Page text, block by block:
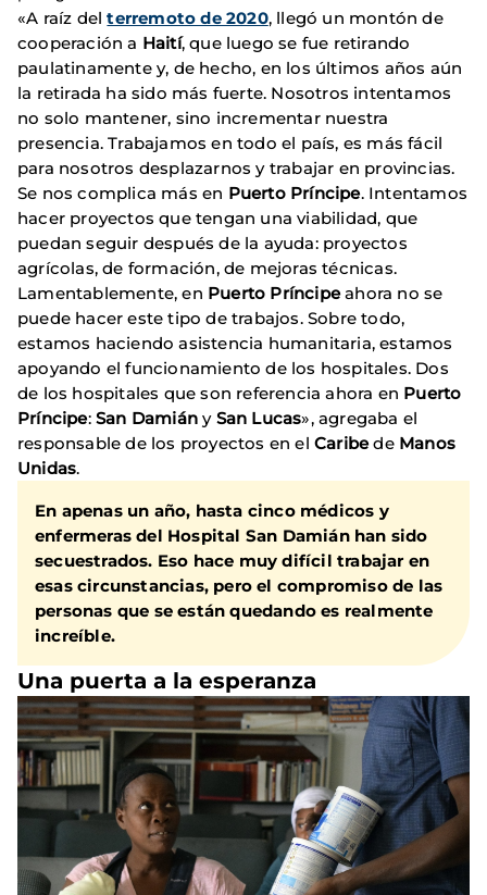
«A raíz delterremoto de 2020, llegó un montón de
cooperación a Haití, que luego se fue retirando
paulatinamente y, de hecho, en los últimos años aún
la retirada ha sido más fuerte. Nosotros intentamos
no solo mantener, sino incrementar nuestra
presencia. Trabajamos en todo el país, es más fácil
para nosotros desplazarnos y trabajar en provincias.
Se nos complica más en Puerto Príncipe. Intentamos
hacer proyectos que tengan una viabilidad, que
puedan seguir después de la ayuda: proyectos
agrícolas, de formación, de mejoras técnicas.
Lamentablemente, en Puerto Príncipeahora no se
puede hacer este tipo de trabajos. Sobre todo,
estamos haciendo asistencia humanitaria, estamos
apoyando el funcionamiento de los hospitales. Dos
de los hospitales que son referencia ahora en Puerto
Príncipe:San Damián y San Lucas», agregaba el
responsable de los proyectos en el Caribede Manos
Unidas.
En apenas un año, hasta cinco médicos y
enfermeras del Hospital San Damián han sido
secuestrados. Eso hace muy difícil trabajar en
esas circunstancias, pero el compromiso de las
personas que se están quedando es realmente
increíble.
Una puerta a la esperanza